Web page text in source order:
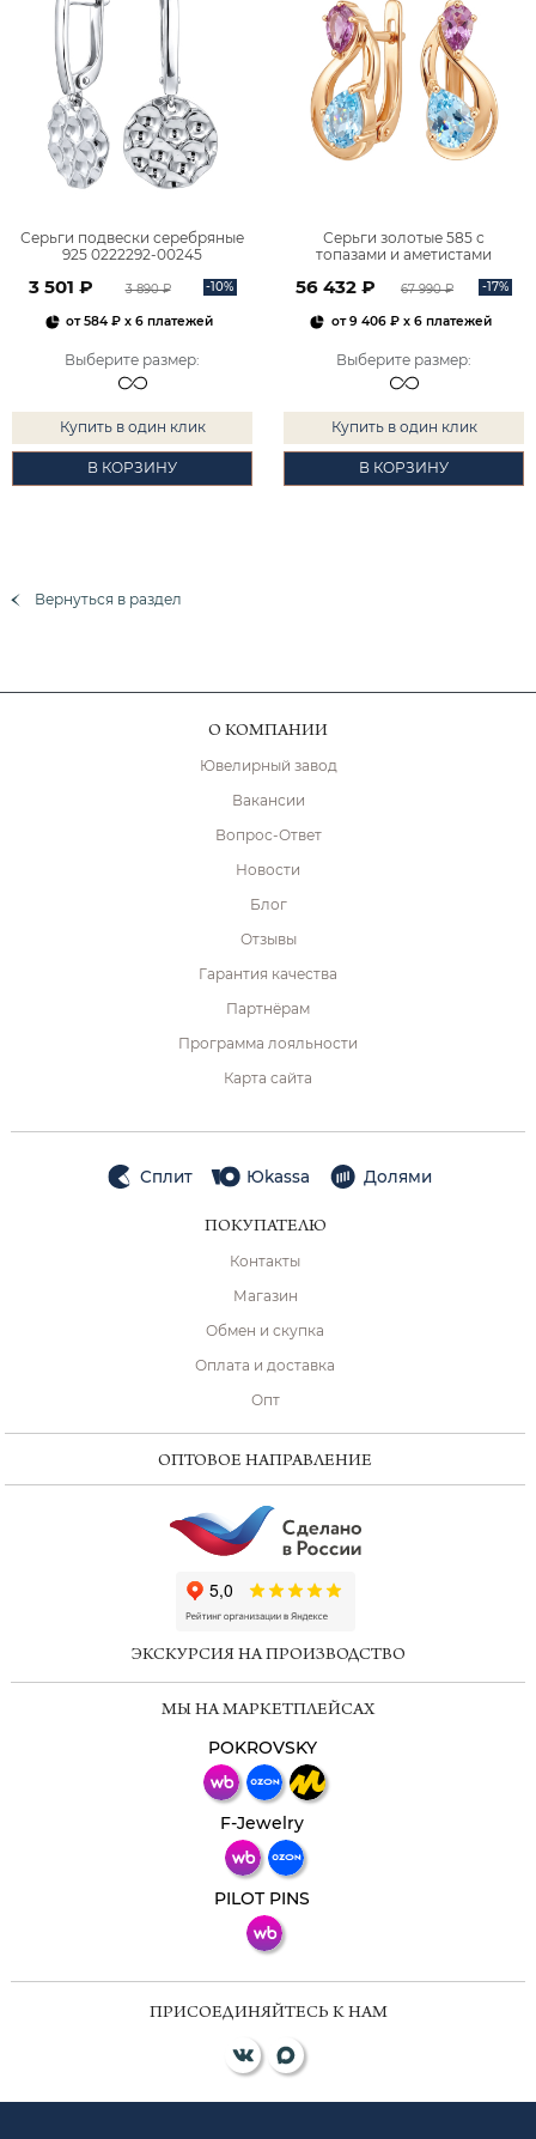
Серьги подвески серебряные
925 0222292-00245
3 501 ₽ 3 890 ₽ -10%
от584 ₽ x 6 платежей
Выберите размер:
Купить в один клик
В КОРЗИНУ
Серьги золотые 585 с
топазами и аметистами
56 432 ₽ 67 990 ₽ -17%
от9 406 ₽x 6 платежей
Выберите размер:
Купить в один клик
В КОРЗИНУ
Вернуться в раздел
О КОМПАНИИ
Ювелирный завод
Вакансии
Вопрос-Ответ
Новости
Блог
Отзывы
Гарантия качества
Партнёрам
Программа лояльности
Карта сайта
Сплит Юkassa Долями
ПОКУПАТЕЛЮ
Контакты
Магазин
Обмен и скупка
Оплата и доставка
Опт
ОПТОВОЕ НАПРАВЛЕНИЕ
ЭКСКУРСИЯ НА ПРОИЗВОДСТВО
МЫ НА МАРКЕТПЛЕЙСАХ
POKROVSKY
F-Jewelry
PILOT PINS
ПРИСОЕДИНЯЙТЕСЬ К НАМ